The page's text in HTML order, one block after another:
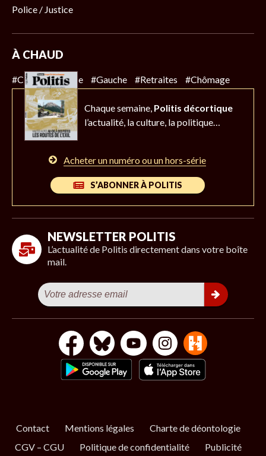
Police / Justice
À CHAUD
#Climat #Police #Gauche #Retraites #Chômage
Chaque semaine, Politis décortique
l’actualité, la culture, la politique…
Acheter un numéro ou un hors-série
S’ABONNER À POLITIS
NEWSLETTER POLITIS
L’actualité de Politis directement dans votre boîte
mail.
Contact Mentions légales
Charte de déontologie
CGV – CGU
Politique de confidentialité Publicité